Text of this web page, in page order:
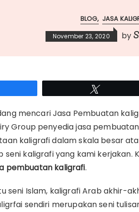
BLOG JASA
November 23, 2020 by
mencari Jasa Pembuatan
Group penyedia jasa
kaligrafi dalam skala besar
seni kaligrafi yang kami kerjakan.
pembuatan kaligrafi.
seni Islam, kaligrafi Arab akhir-
sendiri merupakan seni